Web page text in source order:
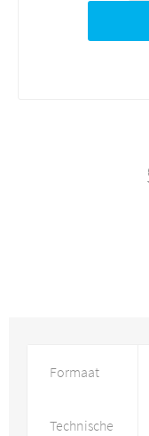
Formaat
Technische